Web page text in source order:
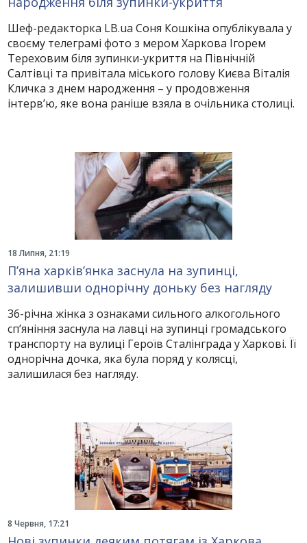
Шеф-редакторка LB.ua Соня Кошкіна опублікувала у
своєму телеграмі фото з мером Харкова Ігорем
Тереховим біля зупинки-укриття на Північній
Салтівці та привітала міського голову Києва Віталія
Кличка з днем ​​народження – у продовження
інтерв’ю, яке вона раніше взяла в очільника столиці.
18 Липня, 21:19
П’яна харків’янка заснула на зупинці,
залишивши однорічну доньку без нагляду
36-річна жінка з ознаками сильного алкогольного
сп’яніння заснула на лавці на зупинці громадського
транспорту на вулиці Героїв Сталінграда у Харкові. Її
однорічна дочка, яка була поряд у колясці,
залишилася без нагляду.
8 Червня, 17:21